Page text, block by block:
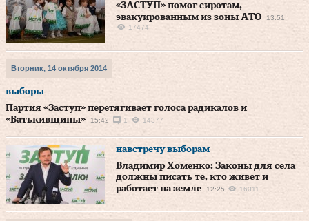
«ЗАСТУП» помог сиротам,
эвакуированным из зоны АТО
13:51
17474
Вторник, 14 октября 2014
выборы
Партия «Заступ» перетягивает голоса радикалов и
«Батькивщины»
15:42 1 14377
навстречу выборам
Владимир Хоменко: Законы для села
должны писать те, кто живет и
работает на земле
12:25 16011